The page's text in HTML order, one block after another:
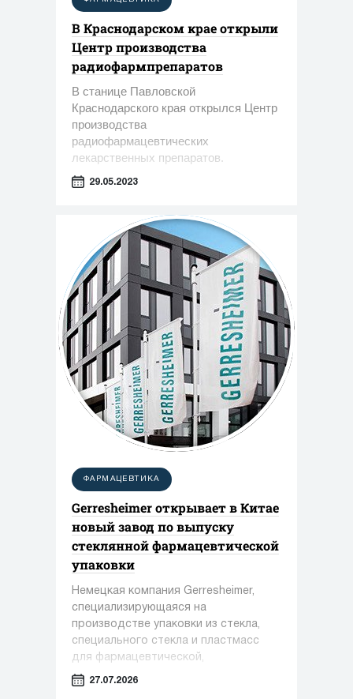
В Краснодарском крае открыли
Центр производства
радиофармпрепаратов
В станице Павловской
Краснодарского края открылся Центр
производства
радиофармацевтических
лекарственных препаратов.
29.05.2023
ФАРМАЦЕВТИКА
Gerresheimer открывает в Китае
новый завод по выпуску
стеклянной фармацевтической
упаковки
Немецкая компания Gerresheimer,
специализирующаяся на
производстве упаковки из стекла,
специального стекла и пластмасс
для фармацевтической,
косметической и пищевой
27.07.2026